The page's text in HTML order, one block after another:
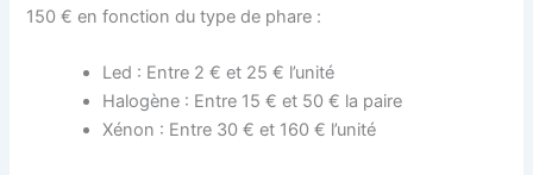
150 € en fonction du type de phare :
Led : Entre 2 € et 25 € l’unité
Halogène : Entre 15 € et 50 € la paire
Xénon : Entre 30 € et 160 € l’unité